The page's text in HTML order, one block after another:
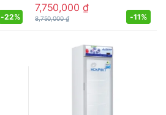
-22%
7,750,000 ₫
8,750,000₫ -11%